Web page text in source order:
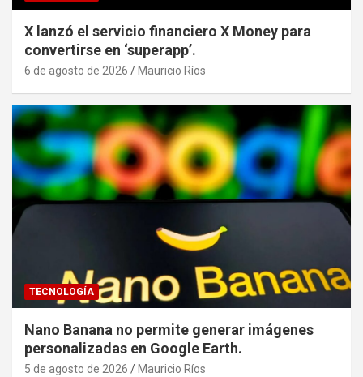
X lanzó el servicio financiero X Money para
convertirse en ‘superapp’.
6 de agosto de 2026 Mauricio Ríos
TECNOLOGÍA
Nano Banana no permite generar imágenes
personalizadas en Google Earth.
5 de agosto de 2026 Mauricio Ríos